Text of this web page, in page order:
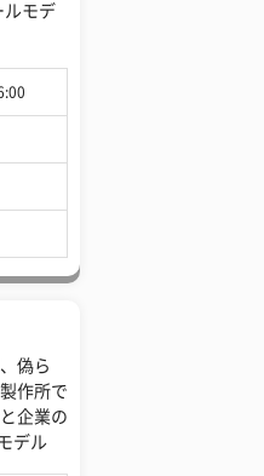
ルモデ
偽ら
作所で
企業の
デル